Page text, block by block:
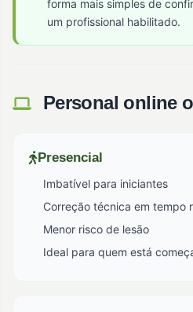
forma mais simples de
um profissional habilitado.
Personal online
Presencial
Imbatível para iniciantes
Correção técnica em tempo
Menor risco de lesão
Ideal para quem está